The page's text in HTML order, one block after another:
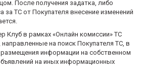
После получения задатка, либо
за ТС от Покупателя внесение изменений
Клуб в рамках «Онлайн комиссии» ТС
на поиск Покупателя ТС, в
информации на собственном
на иных информационных